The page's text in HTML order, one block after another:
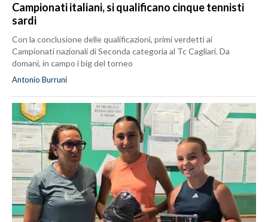
Campionati italiani, si qualificano cinque tennisti
sardi
Con la conclusione delle qualificazioni, primi verdetti ai
Campionati nazionali di Seconda categoria al Tc Cagliari. Da
domani, in campo i big del torneo
Antonio Burruni